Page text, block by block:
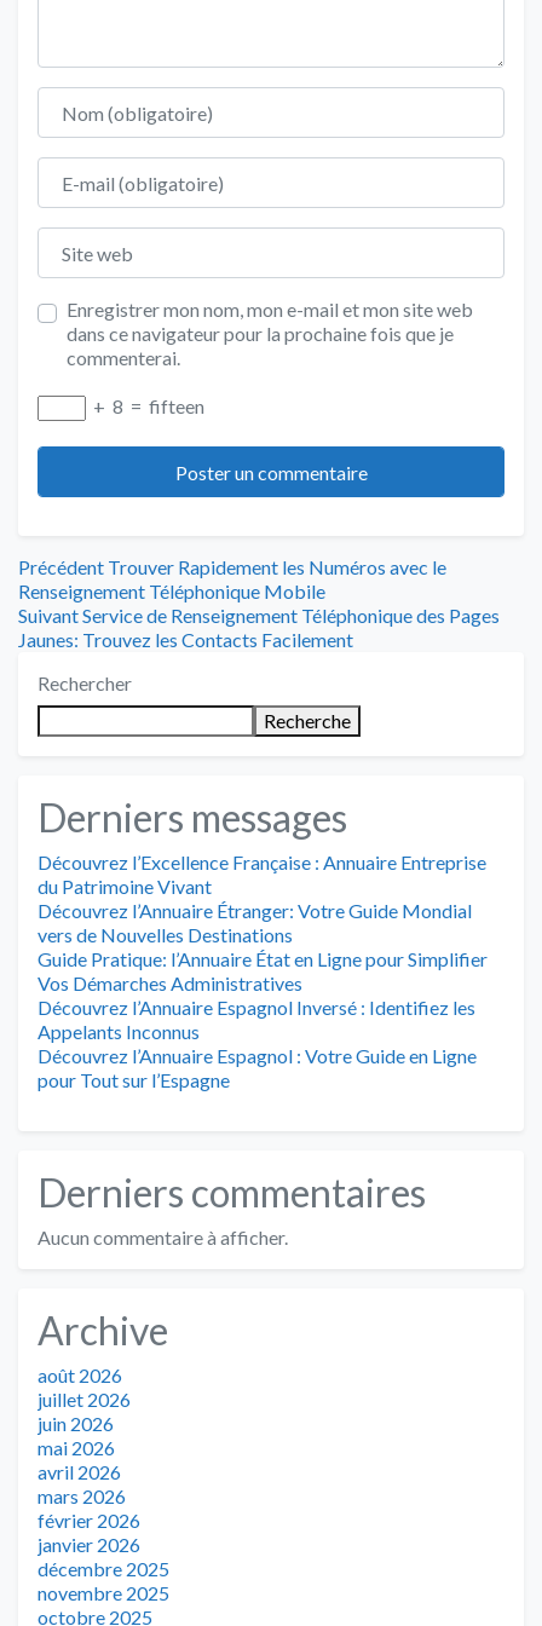
Nom
E-mail
Site web
Enregistrer mon nom, mon e-mail et mon site web
dans ce navigateur pour la prochaine fois que je
commenterai.
+ 8 = fifteen
Navigation
de
l’article
Précédent Article
précédent
:
Trouver Rapidement les Numéros avec le
Renseignement Téléphonique Mobile
SuivantArticle
suivant
Service de Renseignement Téléphonique des Pages
Jaunes: Trouvez les Contacts Facilement
Rechercher
Recherche
Derniers messages
Découvrez l’Excellence Française : Annuaire Entreprise
du Patrimoine Vivant
Découvrez l’Annuaire Étranger: Votre Guide Mondial
vers de Nouvelles Destinations
Guide Pratique: l’Annuaire État en Ligne pour Simplifier
Vos Démarches Administratives
Découvrez l’Annuaire Espagnol Inversé : Identifiez les
Appelants Inconnus
Découvrez l’Annuaire Espagnol : Votre Guide en Ligne
pour Tout sur l’Espagne
Derniers commentaires
Aucun commentaire à afficher.
Archive
août 2026
juillet 2026
juin 2026
mai 2026
avril 2026
mars 2026
février 2026
janvier 2026
décembre 2025
novembre 2025
octobre 2025